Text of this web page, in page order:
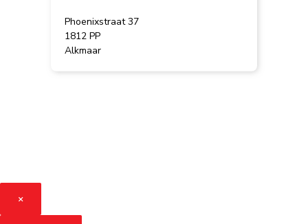
Phoenixstraat 37
1812 PP
Alkmaar
×